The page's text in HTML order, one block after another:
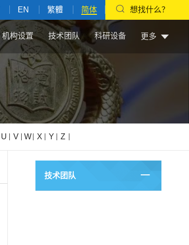
EN 繁體 简体 想找什么？
机构设置 技术团队 科研设备 更多
U V W X Y Z
技术团队